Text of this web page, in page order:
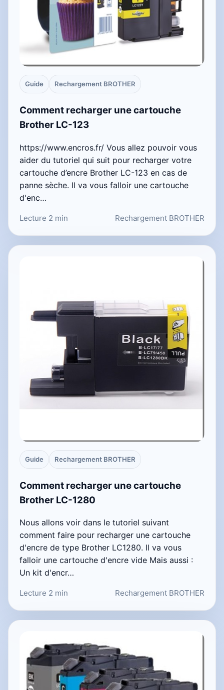
Guide Rechargement BROTHER
Comment recharger une cartouche
Brother LC-123
https://www.encros.fr/ Vous allez pouvoir vous
aider du tutoriel qui suit pour recharger votre
cartouche d’encre Brother LC-123 en cas de
panne sèche. Il va vous falloir une cartouche
d'enc…
Lecture 2 min Rechargement BROTHER
Guide Rechargement BROTHER
Comment recharger une cartouche
Brother LC-1280
Nous allons voir dans le tutoriel suivant
comment faire pour recharger une cartouche
d'encre de type Brother LC1280. Il va vous
falloir une cartouche d'encre vide Mais aussi :
Un kit d'encr…
Lecture 2 min Rechargement BROTHER